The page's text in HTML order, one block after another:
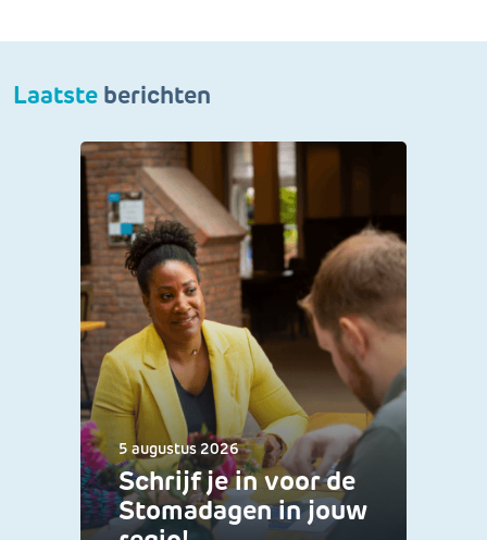
Laatste berichten
5 augustus 2026
Schrijf je in voor de
Stomadagen in jouw